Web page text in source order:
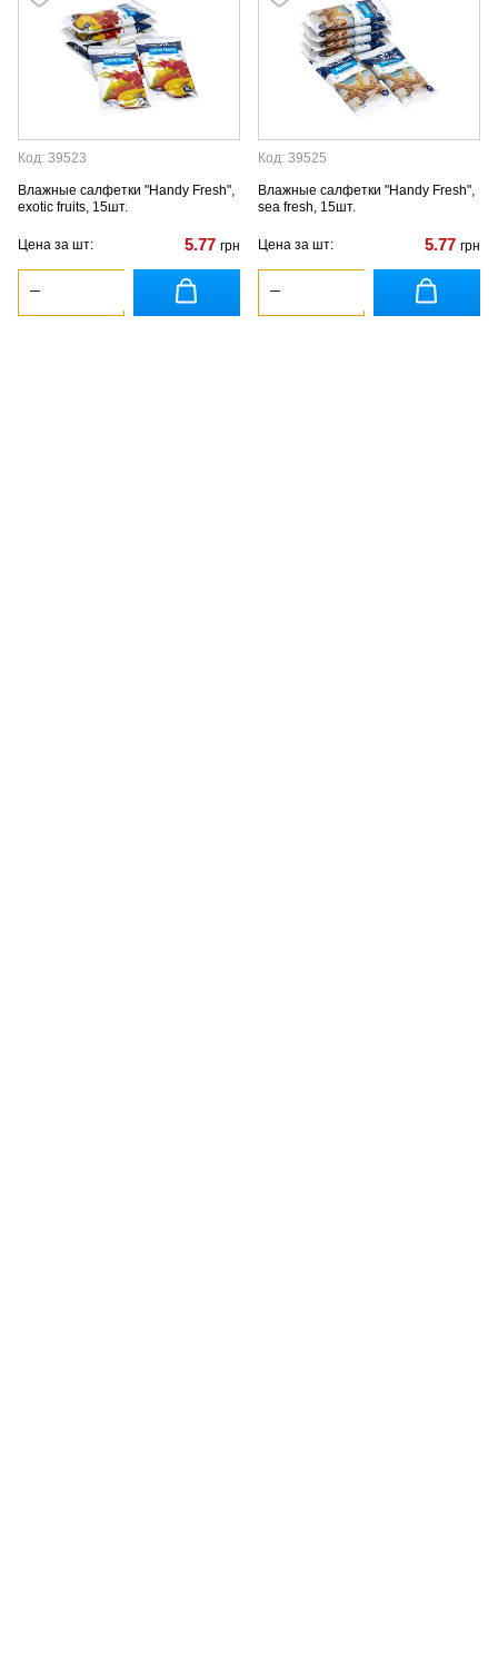
Код: 39523
Влажные салфетки "Handy Fresh",
exotic fruits, 15шт.
Цена за шт: 5.77 грн
Код: 39525
Влажные салфетки "Handy Fresh",
sea fresh, 15шт.
Цена за шт: 5.77 грн